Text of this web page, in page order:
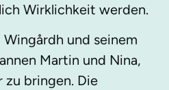
Wirklichkeit werden.
und seinem
Martin und Nina,
zu bringen. Die